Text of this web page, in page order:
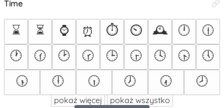
Time
⌛ ⏳ ⌚ ⏰ ⏱️ ⏲️ 🕰️ 🕛
🕧
🕐
🕜 🕑 🕝 🕒 🕞 🕓 🕟
🕔
🕠
🕕 🕡 🕖 🕢 🕗
pokaż więcej
pokaż wszystko